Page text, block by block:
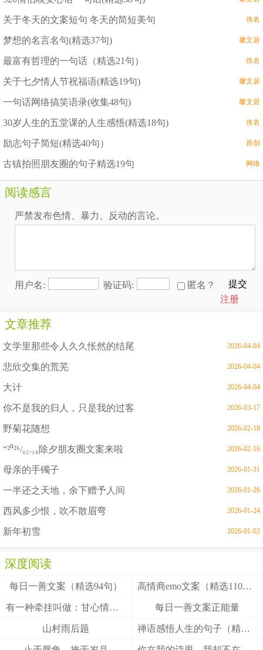
关于冬天的文案短句 冬天的简短美句 佚名
梦想的名言名句(精选37句) 馨文居
最富有哲理的一句话（精选21句） 佚名
关于七夕情人节祝福语(精选19句) 馨文居
一句话网络搞笑语录(收集48句) 馨文居
30岁人生的五堂课的人生感悟(精选18句) 佚名
励志句子简短(精选40句） 原创
古镇拍照朋友圈的句子精选19句 网络
阅读感言
严禁发布色情、暴力、反动的言论。
用户名: 验证码: 匿名？
提交
注册
文章推荐
文学里那些令人久久怅然的结尾 2026-04-04
悲欣交集的荒芜 2026-04-04
大计 2026-04-04
你不是我的归人，只是我的过客 2026-03-17
野菊花随想 2026-02-18
“²⁰²⁶/₀₂.₁₆除夕朋友圈文案来啦 2026-02-16
母亲的手镯子 2026-01-31
一半还之天地，余下赠予人间 2026-01-26
西风多少恨，吹不散眉弯 2026-01-24
新年初雪 2026-01-02
深度阅读
每日一善文案（精选94句） 高情商emo文案（精选110句）
有一种牵挂叫做：甘心情愿！ 每日一善文案正能量
山村雨后题 禅语感悟人生的句子（精选27句）